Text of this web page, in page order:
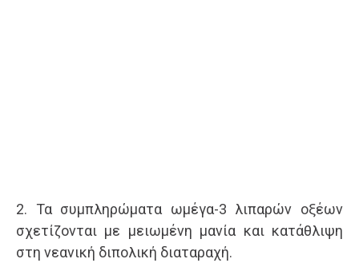
2. Τα συμπληρώματα ωμέγα-3 λιπαρών οξέων
σχετίζονται με μειωμένη μανία και κατάθλιψη
στη νεανική διπολική διαταραχή.